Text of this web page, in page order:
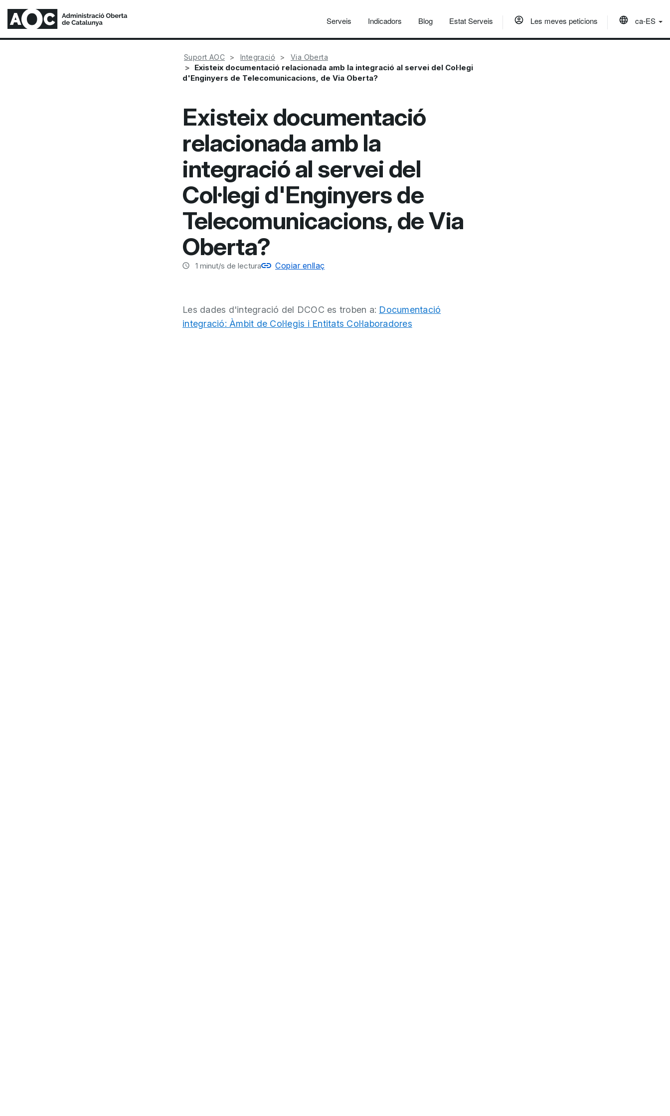
Serveis Indicadors Blog Estat Serveis Les meves peticions ca-ES
Suport AOC Integració Via Oberta
Existeix documentació relacionada amb la integració al servei del Col·legi
d'Enginyers de Telecomunicacions, de Via Oberta?
Existeix documentació
relacionada amb la
integració al servei del
Col·legi d'Enginyers de
Telecomunicacions, de Via
Oberta?
1 minut/s de lectura Copiar enllaç
Les dades d'integració del DCOC es troben a: Documentació
integració: Àmbit de Col·legis i Entitats Col·laboradores